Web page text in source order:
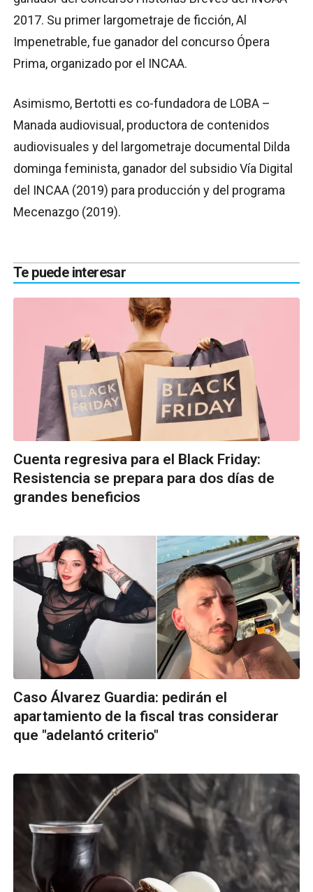
2017. Su primer largometraje de ficción, Al
Impenetrable, fue ganador del concurso Ópera
Prima, organizado por el INCAA.
Asimismo, Bertotti es co-fundadora de LOBA –
Manada audiovisual, productora de contenidos
audiovisuales y del largometraje documental Dilda
dominga feminista, ganador del subsidio Vía Digital
del INCAA (2019) para producción y del programa
Mecenazgo (2019).
Te puede interesar
Cuenta regresiva para el Black Friday:
Resistencia se prepara para dos días de
grandes beneficios
Caso Álvarez Guardia: pedirán el
apartamiento de la fiscal tras considerar
que "adelantó criterio"